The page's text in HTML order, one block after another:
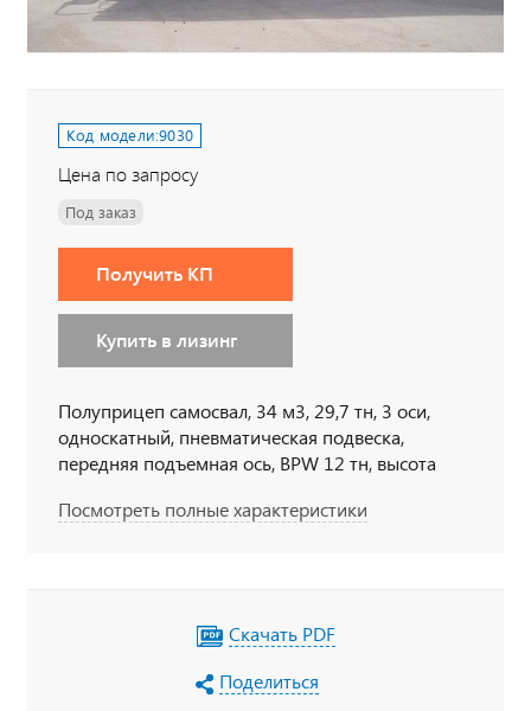
Код модели:9030
Цена по запросу
Под заказ
Получить КП
Купить в лизинг
Полуприцеп самосвал, 34 м3, 29,7 тн, 3 оси,
односкатный, пневматическая подвеска,
передняя подъемная ось, BPW 12 тн, высота
Посмотреть полные характеристики
Скачать PDF
Поделиться